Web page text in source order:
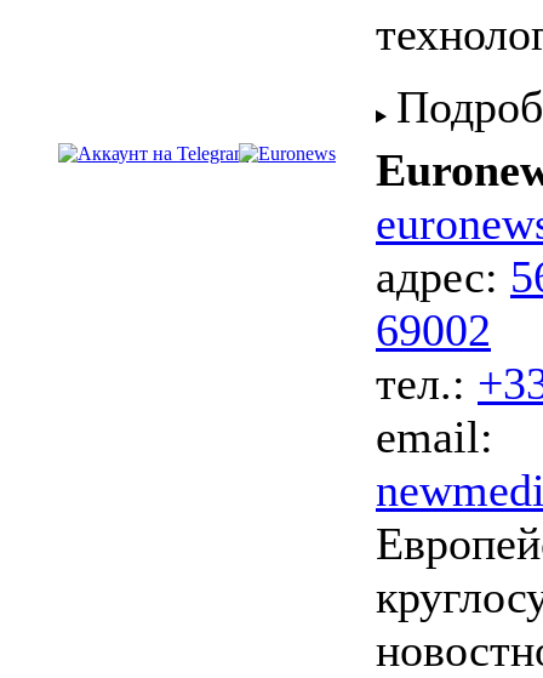
адрес:
69002
тел.:
email: